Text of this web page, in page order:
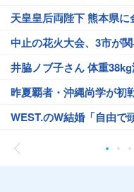
天皇皇后両陛下 熊本県に
中止の花火大会、3市が
井脇ノブ子さん 体重
昨夏覇者・沖縄尚学が初
WEST.のW結婚「自由で